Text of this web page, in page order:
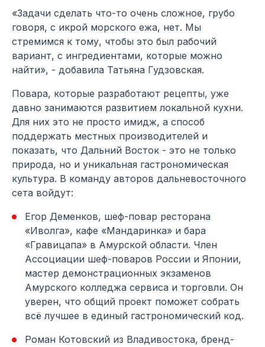
«Задачи сделать что-то очень сложное, грубо
говоря, с икрой морского ежа, нет. Мы
стремимся к тому, чтобы это был рабочий
вариант, с ингредиентами, которые можно
найти», - добавила Татьяна Гудзовская.
Повара, которые разработают рецепты, уже
давно занимаются развитием локальной кухни.
Для них это не просто имидж, а способ
поддержать местных производителей и
показать, что Дальний Восток - это не только
природа, но и уникальная гастрономическая
культура. В команду авторов дальневосточного
сета войдут:
Егор Деменков, шеф-повар ресторана
«Иволга», кафе «Мандаринка» и бара
«Гравицапа» в Амурской области. Член
Ассоциации шеф-поваров России и Японии,
мастер демонстрационных экзаменов
Амурского колледжа сервиса и торговли. Он
уверен, что общий проект поможет собрать
всё лучшее в единый гастрономический код.
Роман Котовский из Владивостока, бренд-